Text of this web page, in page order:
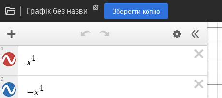
Графік без назви Зберегти копію
x4
1
−x4
2